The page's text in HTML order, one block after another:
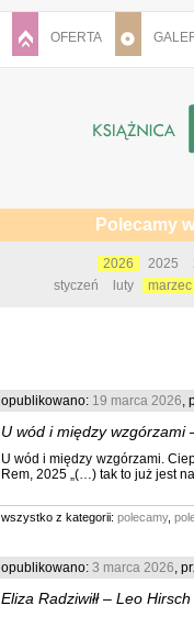
OFERTA
Polecamy
2026 2025
styczeń
luty marzec
opublikowano: 19 marca 2026,
U wód i między wzgórzami
U wód i między wzgórzami.
Rem, 2025 „(…) tak to już jest
wszystko z kategorii: polecamy,
opublikowano: 3 marca 2026,
Eliza Radziwiłł – Leo Hirsch